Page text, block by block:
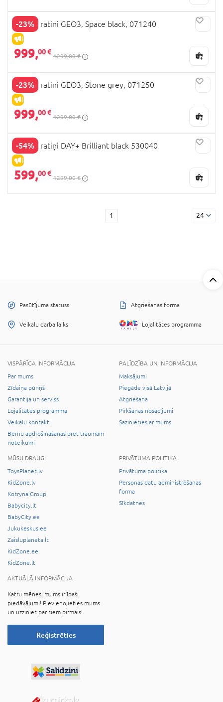
-23%
IZPĀRDOŠANA
JOOLZ ratini GEO3, Space black, 071240
999,00 €
1299,00 €
-23%
IZPĀRDOŠANA
JOOLZ ratini GEO3, Stone grey, 071250
999,00 €
1299,00 €
-54%
IZPĀRDOŠANA
JOOLZ ratiņi DAY+ Brilliant black 530040
599,00 €
1299,00 €
1 24
Pasūtījuma statuss Atgriešanas forma
Veikalu darba laiks Lojalitātes programma
VISPĀRĪGA INFORMĀCIJA
Par mums
Zīdaiņa pūriņš
Garantija un serviss
Lojalitātes programma
Veikalu kontakti
Bērnu apdrošināšanas pret traumām
noteikumi
PALĪDZĪBA UN INFORMĀCIJA
Maksājumi
Piegāde visā Latvijā
Atgriešana
Pirkšanas nosacījumi
Sazinieties ar mums
MŪSU DRAUGI
ToysPlanet.lv
KidZone.lv
Kotryna Group
Babycity.lt
BabyCity.ee
Jukukeskus.ee
Zaisluplaneta.lt
KidZone.ee
KidZone.lt
PRIVĀTUMA POLITIKA
Privātuma politika
Personas datu administrēšanas
forma
Sīkdatnes
AKTUĀLĀ INFORMĀCIJA
Katru mēnesi mums ir īpaši
piedāvājumi! Pievienojieties mums
un uzziniet par tiem pirmais!
Reģistrēties